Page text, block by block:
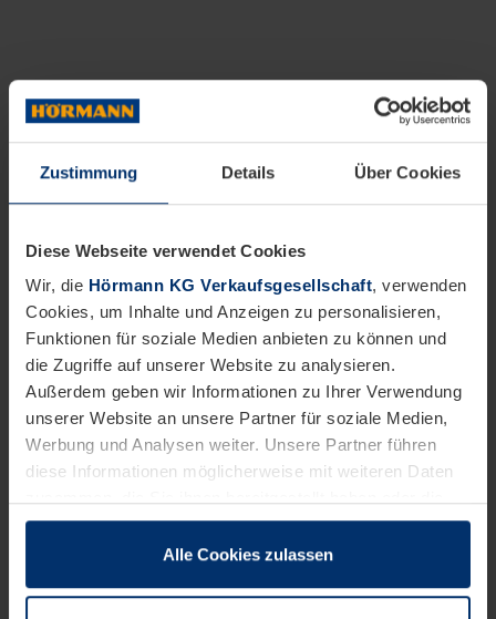
Zustimmung Details Über Cookies
Diese Webseite verwendet Cookies
Wir, die Hörmann KG Verkaufsgesellschaft, verwenden
Cookies, um Inhalte und Anzeigen zu personalisieren,
Funktionen für soziale Medien anbieten zu können und
die Zugriffe auf unserer Website zu analysieren.
Außerdem geben wir Informationen zu Ihrer Verwendung
unserer Website an unsere Partner für soziale Medien,
Werbung und Analysen weiter. Unsere Partner führen
diese Informationen möglicherweise mit weiteren Daten
sie im Rahmen Ihrer Nutzung der Dienste gesammelt
wenn diese für den Betrieb dieser Seite unbedingt
Alle Cookies zulassen